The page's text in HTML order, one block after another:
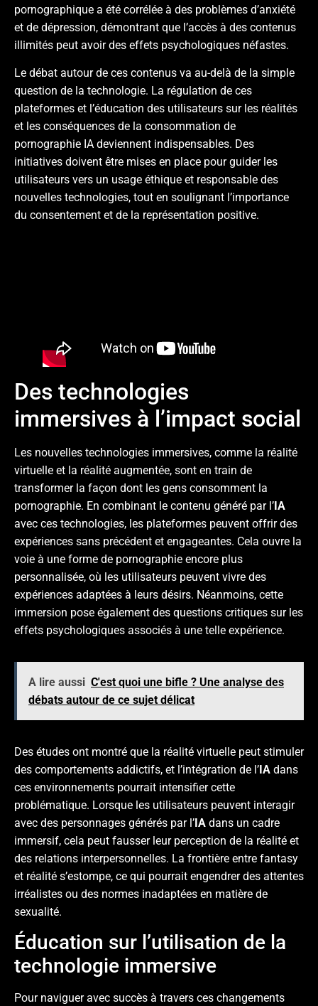
pornographique a été corrélée à des problèmes d’anxiété
et de dépression, démontrant que l’accès à des contenus
illimités peut avoir des effets psychologiques néfastes.
Le débat autour de ces contenus va au-delà de la simple
question de la technologie. La régulation de ces
plateformes et l’éducation des utilisateurs sur les réalités
et les conséquences de la consommation de
pornographie IA deviennent indispensables. Des
initiatives doivent être mises en place pour guider les
utilisateurs vers un usage éthique et responsable des
nouvelles technologies, tout en soulignant l’importance
du consentement et de la représentation positive.
Des technologies
immersives à l’impact social
Les nouvelles technologies immersives, comme la réalité
virtuelle et la réalité augmentée, sont en train de
transformer la façon dont les gens consomment la
pornographie. En combinant le contenu généré par l’IA
avec ces technologies, les plateformes peuvent offrir des
expériences sans précédent et engageantes. Cela ouvre la
voie à une forme de pornographie encore plus
personnalisée, où les utilisateurs peuvent vivre des
expériences adaptées à leurs désirs. Néanmoins, cette
immersion pose également des questions critiques sur les
effets psychologiques associés à une telle expérience.
A lire aussi C'est quoi une bifle ? Une analyse des
débats autour de ce sujet délicat
Des études ont montré que la réalité virtuelle peut stimuler
des comportements addictifs, et l’intégration de l’IA dans
ces environnements pourrait intensifier cette
problématique. Lorsque les utilisateurs peuvent interagir
avec des personnages générés par l’IA dans un cadre
immersif, cela peut fausser leur perception de la réalité et
des relations interpersonnelles. La frontière entre fantasy
et réalité s’estompe, ce qui pourrait engendrer des attentes
irréalistes ou des normes inadaptées en matière de
sexualité.
Éducation sur l’utilisation de la
technologie immersive
Pour naviguer avec succès à travers ces changements